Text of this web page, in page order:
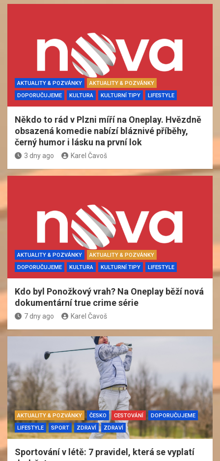
AKTUALITY & POZVÁNKY
AKTUALITY & POZVÁNKY
DOPORUČUJEME
KULTURA KULTURNÍ TIPY LIFESTYLE
Někdo to rád v Plzni míří na Oneplay. Hvězdně
obsazená komedie nabízí bláznivé příběhy,
černý humor i lásku na první lok
3 dny ago Karel Čavoš
AKTUALITY & POZVÁNKY
AKTUALITY & POZVÁNKY
DOPORUČUJEME
KULTURA KULTURNÍ TIPY LIFESTYLE
Kdo byl Ponožkový vrah? Na Oneplay běží nová
dokumentární true crime série
7 dny ago Karel Čavoš
AKTUALITY & POZVÁNKY ČESKO CESTOVÁNÍ
DOPORUČUJEME
LIFESTYLE
SPORT ZDRAVÍ ZDRAVÍ
Sportování v létě: 7 pravidel, která se vyplatí